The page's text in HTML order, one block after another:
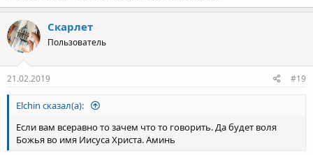
Скарлет
Пользователь
21.02.2019 #19
Elchin сказал(а):
Если вам всеравно то зачем что то говорить. Да будет воля
Божья во имя Иисуса Христа. Аминь